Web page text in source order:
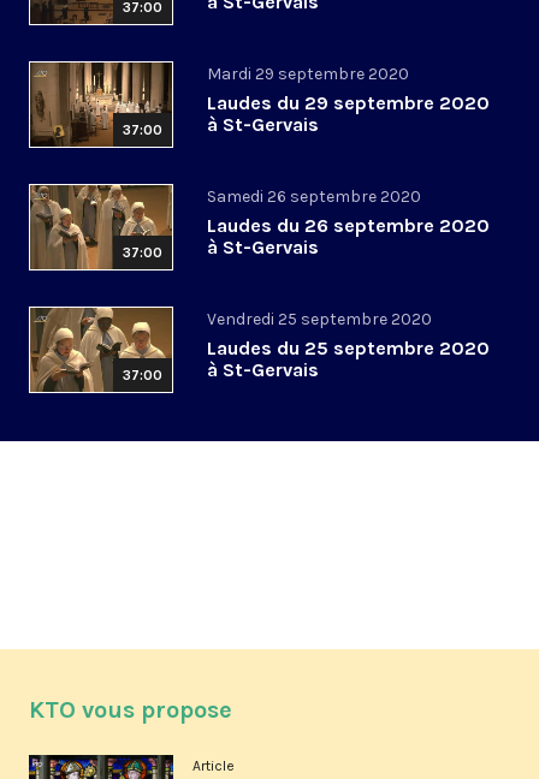
37:00
37:00
Mardi 29 septembre 2020
Laudes du 29 septembre 2020
à St-Gervais
37:00
Samedi 26 septembre 2020
Laudes du 26 septembre 2020
à St-Gervais
37:00
Vendredi 25 septembre 2020
Laudes du 25 septembre 2020
à St-Gervais
KTO vous propose
Article